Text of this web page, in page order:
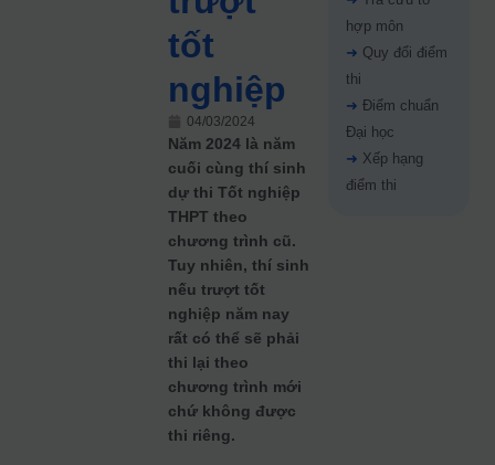
tốt
nghiệp
04/03/2024
Năm 2024 là năm
cuối cùng thí sinh
dự thi Tốt nghiệp
THPT theo
chương trình cũ.
Tuy nhiên, thí sinh
nếu trượt tốt
nghiệp năm nay
rất có thể sẽ phải
thi lại theo
chương trình mới
chứ không được
thi riêng.
hợp môn
➜ Quy đổi điểm
thi
➜ Điểm chuẩn
Đại học
➜ Xếp hạng
điểm thi